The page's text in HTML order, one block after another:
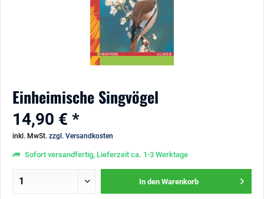
Einheimische Singvögel
14,90 € *
inkl. MwSt. zzgl. Versandkosten
Sofort versandfertig, Lieferzeit ca. 1-3 Werktage
In den Warenkorb